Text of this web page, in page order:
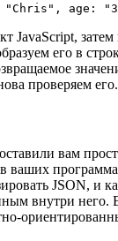
"Chris" , age :
JavaScript,
его в
проверяем его.
вам
ваших
JSON, и
внутри него.